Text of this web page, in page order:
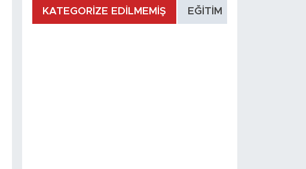
KATEGORİZE EDİLMEMİŞ EĞİTİM